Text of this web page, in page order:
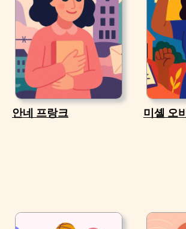
안네 프랑크 미셸 오